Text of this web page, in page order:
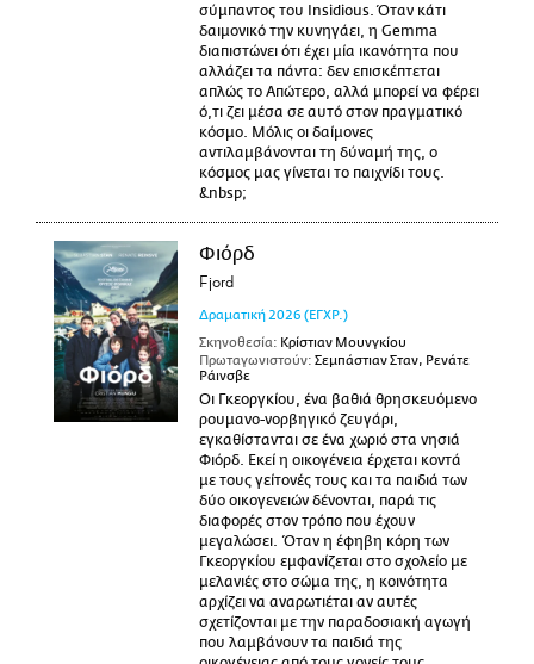
σύμπαντος του Insidious. Όταν κάτι
δαιμονικό την κυνηγάει, η Gemma
διαπιστώνει ότι έχει μία ικανότητα που
αλλάζει τα πάντα: δεν επισκέπτεται
απλώς το Απώτερο, αλλά μπορεί να φέρει
ό,τι ζει μέσα σε αυτό στον πραγματικό
κόσμο. Μόλις οι δαίμονες
αντιλαμβάνονται τη δύναμή της, ο
κόσμος μας γίνεται το παιχνίδι τους.
&nbsp;
Φιόρδ
Fjord
Δραματική 2026 (ΕΓΧΡ.)
Σκηνοθεσία: Κρίστιαν Μουνγκίου
Πρωταγωνιστούν: Σεμπάστιαν Σταν, Ρενάτε
Ράινσβε
Οι Γκεοργκίου, ένα βαθιά θρησκευόμενο
ρουμανο-νορβηγικό ζευγάρι,
εγκαθίστανται σε ένα χωριό στα νησιά
Φιόρδ. Εκεί η οικογένεια έρχεται κοντά
με τους γείτονές τους και τα παιδιά των
δύο οικογενειών δένονται, παρά τις
διαφορές στον τρόπο που έχουν
μεγαλώσει. Όταν η έφηβη κόρη των
Γκεοργκίου εμφανίζεται στο σχολείο με
μελανιές στο σώμα της, η κοινότητα
αρχίζει να αναρωτιέται αν αυτές
σχετίζονται με την παραδοσιακή αγωγή
που λαμβάνουν τα παιδιά της